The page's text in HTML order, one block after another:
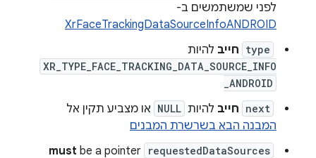
לפני שמשתמשים ב-
XrFaceTrackingDataSourceInfoANDROID
type חייב להיות
XR_TYPE_FACE_TRACKING_DATA_SOURCE_INFO
_ANDROID
next חייב להיות NULL או מצביע תקין אל
המבנה הבא בשרשרת המבנים
requestedDataSources
must be a pointer